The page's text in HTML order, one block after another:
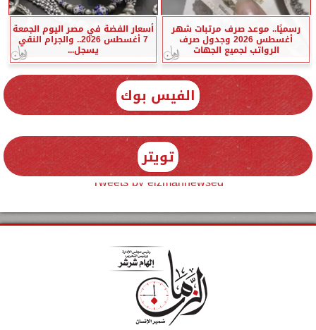
رسميًا.. موعد صرف مرتبات شهر
أغسطس 2026 وجدول صرف
الرواتب لجميع الجهات
أسعار الفضة في مصر اليوم الجمعة
7 أغسطس 2026.. والجرام النقي
يسجل...
الفيس بوك
تويتر
Tweets by elzmannewseg